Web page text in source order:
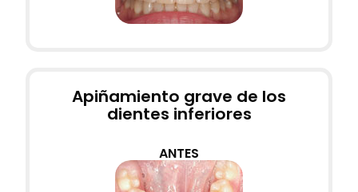
Apiñamiento grave de los
dientes inferiores
ANTES